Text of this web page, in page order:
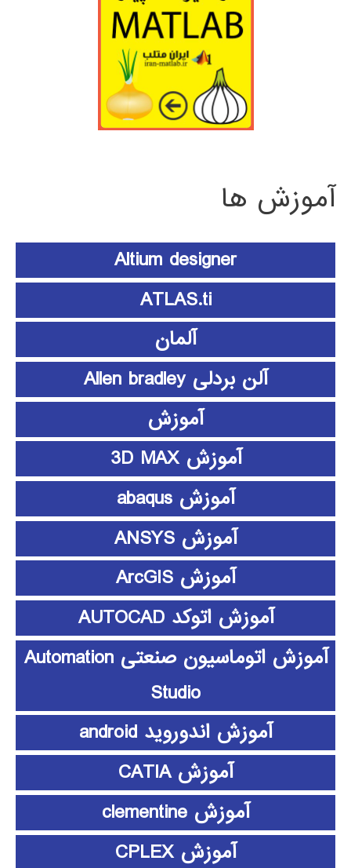
آموزش ها
Altium designer
ATLAS.ti
آلمان
آلن بردلی Allen bradley
آموزش
آموزش 3D MAX
آموزش abaqus
آموزش ANSYS
آموزش ArcGIS
آموزش اتوکد AUTOCAD
آموزش اتوماسیون صنعتی Automation
Studio
آموزش اندوروید android
آموزش CATIA
آموزش clementine
آموزش CPLEX